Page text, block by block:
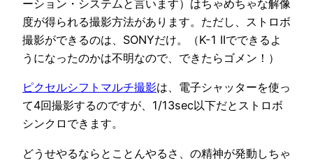
ーション・システムと言います）はちゃめちゃな解像
度が得られる撮影方法があります。ただし、ストロボ
撮影ができるのは、SONYだけ。（K-1 IIでできるよ
うになったのかは不明なので、できたらゴメン！）
ピクセルシフトマルチ撮影は、電子シャッターを使っ
て4回撮影するのですが、1/13sec以下だとストロボ
シンクロできます。
どうせやるならとことんやるさ、の精神が発動しちゃ